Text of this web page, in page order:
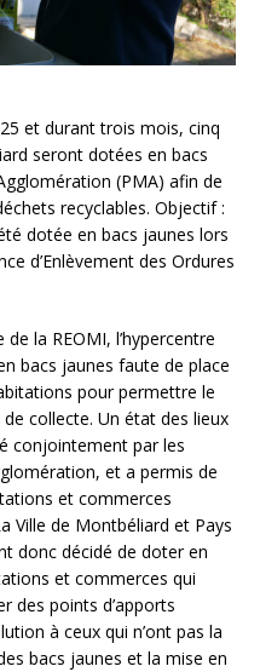
et durant trois mois, cinq
seront dotées en bacs
(PMA) afin de
recyclables. Objectif :
dotée en bacs jaunes lors
d’Enlèvement des Ordures
la REOMI, l’hypercentre
bacs jaunes faute de place
pour permettre le
collecte. Un état des lieux
conjointement par les
et a permis de
et commerces
Ville de Montbéliard et Pays
donc décidé de doter en
et commerces qui
des points d’apports
à ceux qui n’ont pas la
bacs jaunes et la mise en